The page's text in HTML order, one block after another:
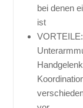
bei denen
ist